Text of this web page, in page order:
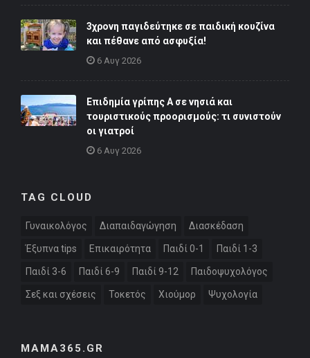
3χρονη παγιδεύτηκε σε παιδική κουζίνα
και πέθανε από ασφυξία!
6 Αυγ 2026
Επιδημία γρίπης Α σε νησιά και
τουριστικούς προορισμούς: τι συνιστούν
οι γιατροί
6 Αυγ 2026
TAG CLOUD
Γυναικολόγος Διαπαιδαγώγηση Διασκέδαση
Έξυπνα tips Επικαιρότητα Παιδί 0-1 Παιδί 1-3
Παιδί 3-6 Παιδί 6-9 Παιδί 9-12 Παιδοψυχολόγος
Σεξ και σχέσεις Τοκετός Χιούμορ Ψυχολογία
MAMA365.GR